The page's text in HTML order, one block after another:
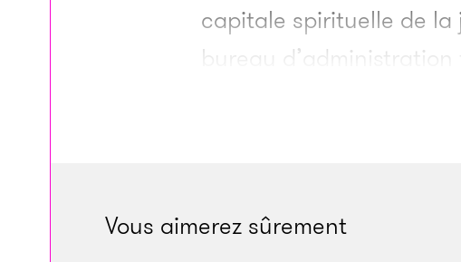
capitale spirituelle de la
bureau d’administration
sac de couchage, ce
calme ambiant est
Vous aimerez sûrement